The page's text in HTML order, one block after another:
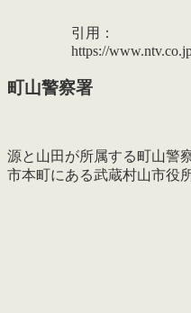
引用：
https://
町山警察署
源と山田が所属する町山警
市本町にある武蔵村山市役